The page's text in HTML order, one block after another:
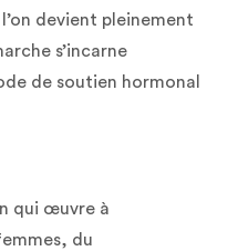
devient pleinement
s’incarne
de soutien hormonal
qui œuvre à
du